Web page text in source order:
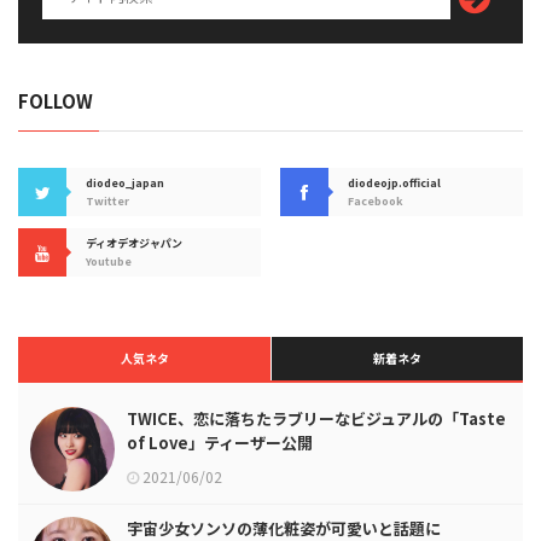
FOLLOW
diodeo_japan
Twitter
diodeojp.official
Facebook
ディオデオジャパン
Youtube
人気ネタ 新着ネタ
TWICE、恋に落ちたラブリーなビジュアルの「Taste
of Love」ティーザー公開
2021/06/02
宇宙少女ソンソの薄化粧姿が可愛いと話題に